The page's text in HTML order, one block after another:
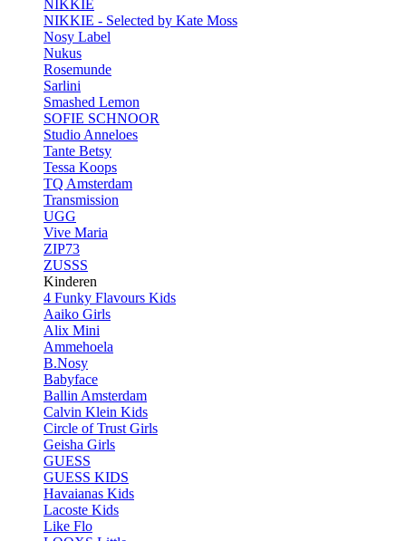
NIKKIE
NIKKIE - Selected by Kate Moss
Nosy Label
Nukus
Rosemunde
Sarlini
Smashed Lemon
SOFIE SCHNOOR
Studio Anneloes
Tante Betsy
Tessa Koops
TQ Amsterdam
Transmission
UGG
Vive Maria
ZIP73
ZUSSS
Kinderen
4 Funky Flavours Kids
Aaiko Girls
Alix Mini
Ammehoela
B.Nosy
Babyface
Ballin Amsterdam
Calvin Klein Kids
Circle of Trust Girls
Geisha Girls
GUESS
GUESS KIDS
Havaianas Kids
Lacoste Kids
Like Flo